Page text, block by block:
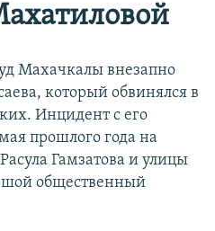
Махачкалы внезапно
который обвинялся в
Инцидент с его
прошлого года на
Гамзатова и улицы
общественный